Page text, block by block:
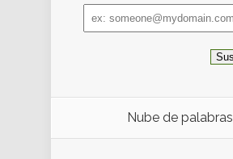
Email
address
Nube de palabras